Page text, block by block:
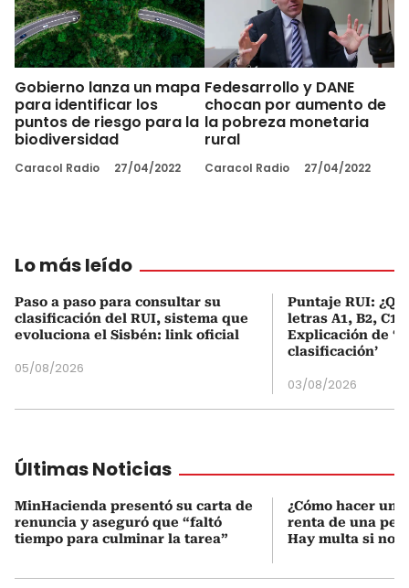
Gobierno lanza un mapa
para identificar los
puntos de riesgo para la
biodiversidad
Caracol Radio 27/04/2022
Fedesarrollo y DANE
chocan por aumento de
la pobreza monetaria
rural
Caracol Radio 27/04/2022
Lo más leído
Paso a paso para consultar su
clasificación del RUI, sistema que
evoluciona el Sisbén: link oficial
05/08/2026
Puntaje RUI:
letras A1, B2, C1
Explicación de
clasificación’
03/08/2026
Últimas Noticias
MinHacienda presentó su carta de
renuncia y aseguró que “faltó
tiempo para culminar la tarea”
¿Cómo hacer
renta de una
Hay multa si no